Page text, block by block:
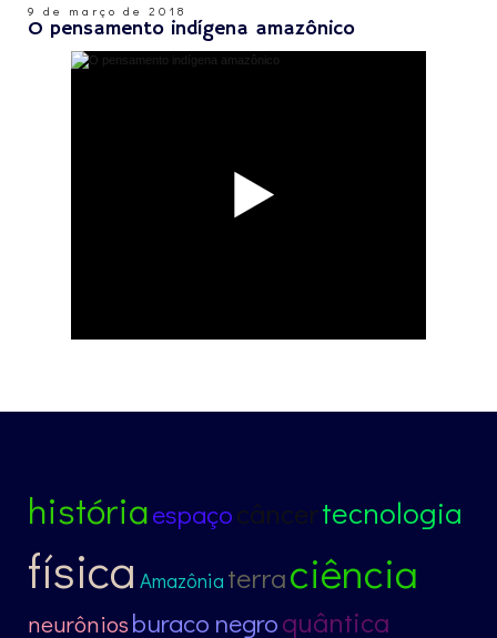
9 de março de 2018
O pensamento indígena amazônico
históriaespaçocâncertecnologia
física Amazônia terraciência
neurôniosburaco negroquântica